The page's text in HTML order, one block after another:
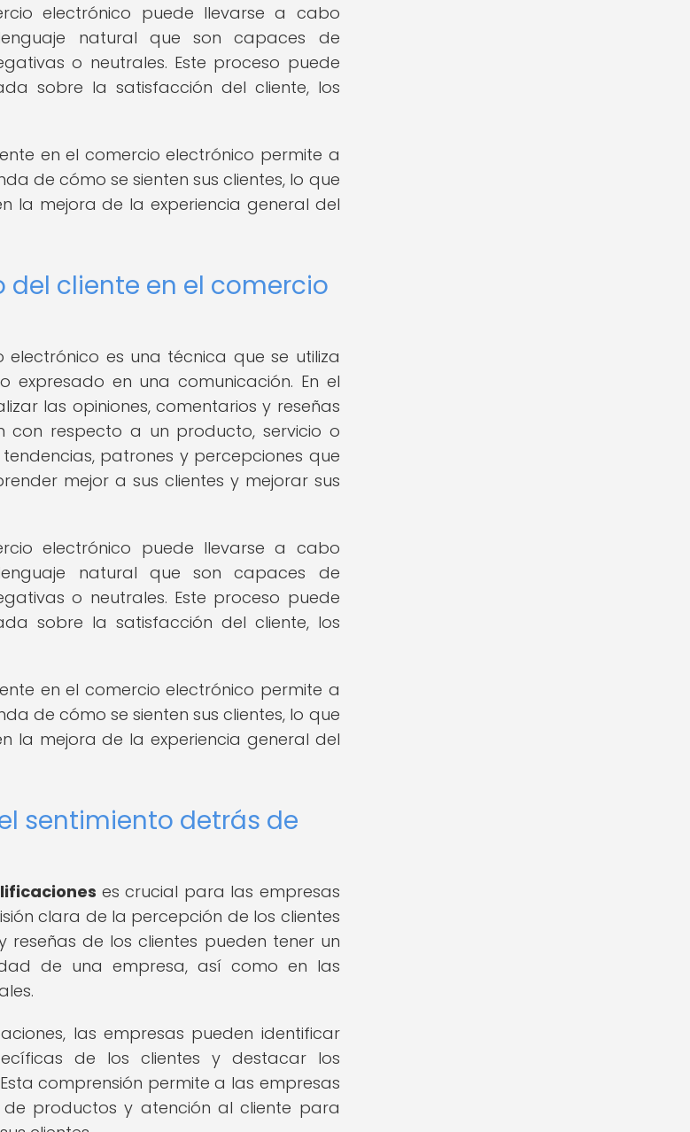
electrónico puede llevarse a cabo
natural que son capaces de
o neutrales. Este proceso puede
sobre la satisfacción del cliente, los
en el comercio electrónico permite a
de cómo se sienten sus clientes, lo que
la mejora de la experiencia general del
del cliente en el comercio
electrónico es una técnica que se utiliza
expresado en una comunicación. En el
las opiniones, comentarios y reseñas
con respecto a un producto, servicio o
patrones y percepciones que
mejor a sus clientes y mejorar sus
electrónico puede llevarse a cabo
natural que son capaces de
o neutrales. Este proceso puede
sobre la satisfacción del cliente, los
en el comercio electrónico permite a
de cómo se sienten sus clientes, lo que
la mejora de la experiencia general del
sentimiento detrás de
es crucial para las empresas
clara de la percepción de los clientes
reseñas de los clientes pueden tener un
de una empresa, así como en las
las empresas pueden identificar
de los clientes y destacar los
comprensión permite a las empresas
productos y atención al cliente para